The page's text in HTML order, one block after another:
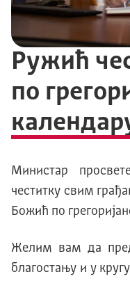
Ружић
по
Министар
честитку свим
Божић по
Желим вам да
благостању и у